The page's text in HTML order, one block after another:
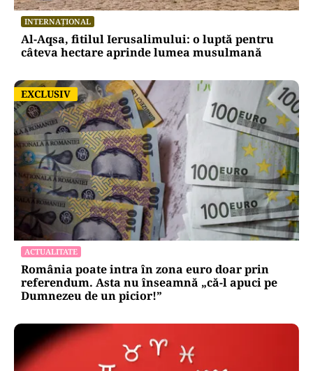
INTERNAȚIONAL
Al-Aqsa, fitilul Ierusalimului: o luptă pentru
câteva hectare aprinde lumea musulmană
EXCLUSIV
EXCLUSIV
ACTUALITATE
România poate intra în zona euro doar prin
referendum. Asta nu înseamnă „că-l apuci pe
Dumnezeu de un picior!”